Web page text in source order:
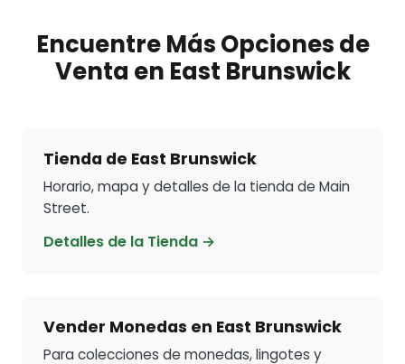
Encuentre Más Opciones de
Venta en East Brunswick
Tienda de East Brunswick
Horario, mapa y detalles de la tienda de Main
Street.
Detalles de la Tienda →
Vender Monedas en East Brunswick
Para colecciones de monedas, lingotes y